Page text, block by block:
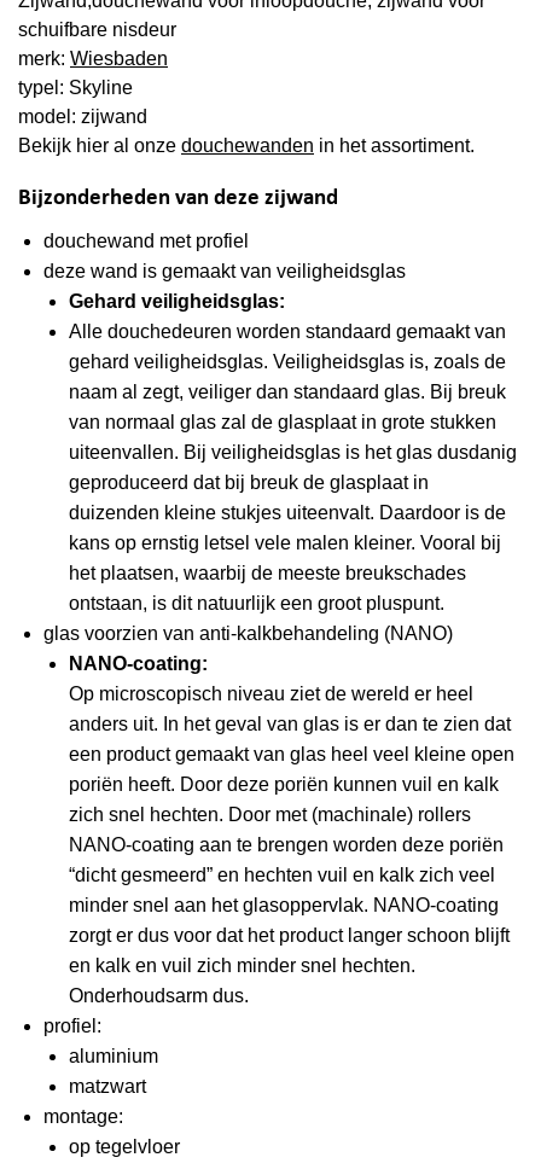
schuifbare nisdeur
merk: Wiesbaden
typel: Skyline
model: zijwand
Bekijk hier al onze douchewanden in het assortiment.
Bijzonderheden van deze zijwand
douchewand met profiel
deze wand is gemaakt van veiligheidsglas
Gehard veiligheidsglas:
Alle douchedeuren worden standaard gemaakt van
gehard veiligheidsglas. Veiligheidsglas is, zoals de
naam al zegt, veiliger dan standaard glas. Bij breuk
van normaal glas zal de glasplaat in grote stukken
uiteenvallen. Bij veiligheidsglas is het glas dusdanig
geproduceerd dat bij breuk de glasplaat in
duizenden kleine stukjes uiteenvalt. Daardoor is de
kans op ernstig letsel vele malen kleiner. Vooral bij
het plaatsen, waarbij de meeste breukschades
ontstaan, is dit natuurlijk een groot pluspunt.
glas voorzien van anti-kalkbehandeling (NANO)
NANO-coating:
Op microscopisch niveau ziet de wereld er heel
anders uit. In het geval van glas is er dan te zien dat
een product gemaakt van glas heel veel kleine open
poriën heeft. Door deze poriën kunnen vuil en kalk
zich snel hechten. Door met (machinale) rollers
NANO-coating aan te brengen worden deze poriën
“dicht gesmeerd” en hechten vuil en kalk zich veel
minder snel aan het glasoppervlak. NANO-coating
zorgt er dus voor dat het product langer schoon blijft
en kalk en vuil zich minder snel hechten.
Onderhoudsarm dus.
profiel:
aluminium
matzwart
montage:
op tegelvloer